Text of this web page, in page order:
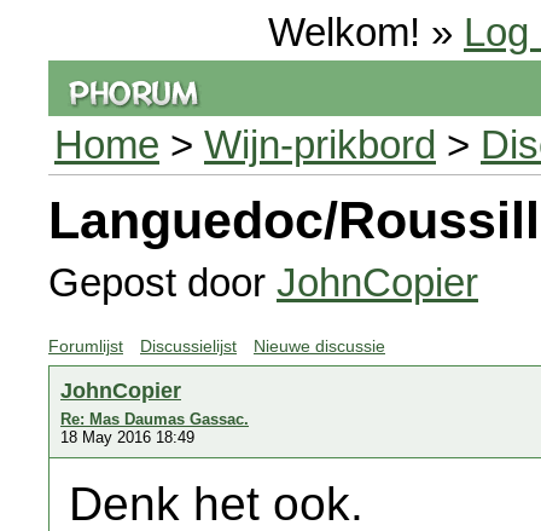
Welkom! » Log
Home > Wijn-prikbord >
Languedoc/
Gepost door JohnCopier
Forumlijst Discussielijst Nieuwe discussie
JohnCopier
Re: Mas Daumas Gassac.
18 May 2016 18:49
Denk het ook.